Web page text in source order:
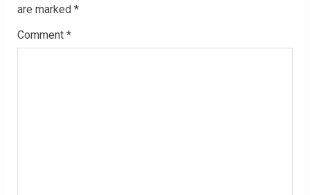
R
e
are marked *
Comment *